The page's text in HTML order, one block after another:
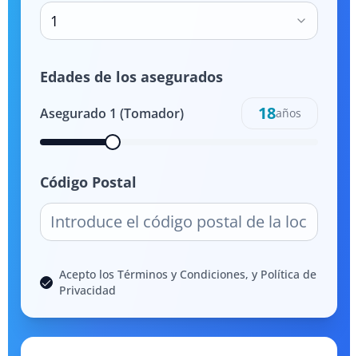
1
Edades de los asegurados
Asegurado 1 (Tomador) 18años
Código Postal
Acepto los Términos y Condiciones, y Política de
Privacidad